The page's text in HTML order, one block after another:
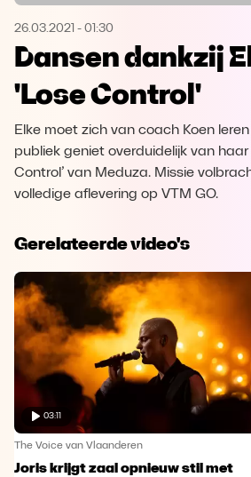
Microsoft Edge
Opera
26.03.2021 - 01:30
Dansen dankzij
'Lose Control'
Elke moet zich van coach Koen
publiek geniet overduidelijk van haar
Control’ van Meduza. Missie
volledige aflevering op VTM GO.
Gerelateerde video's
03:11
The Voice van Vlaanderen
Joris krijgt zaal opnieuw stil met